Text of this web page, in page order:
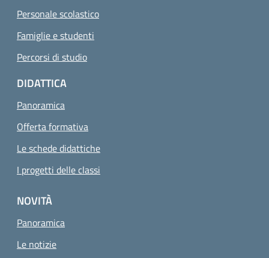
Personale scolastico
Famiglie e studenti
Percorsi di studio
DIDATTICA
Panoramica
Offerta formativa
Le schede didattiche
I progetti delle classi
NOVITÀ
Panoramica
Le notizie